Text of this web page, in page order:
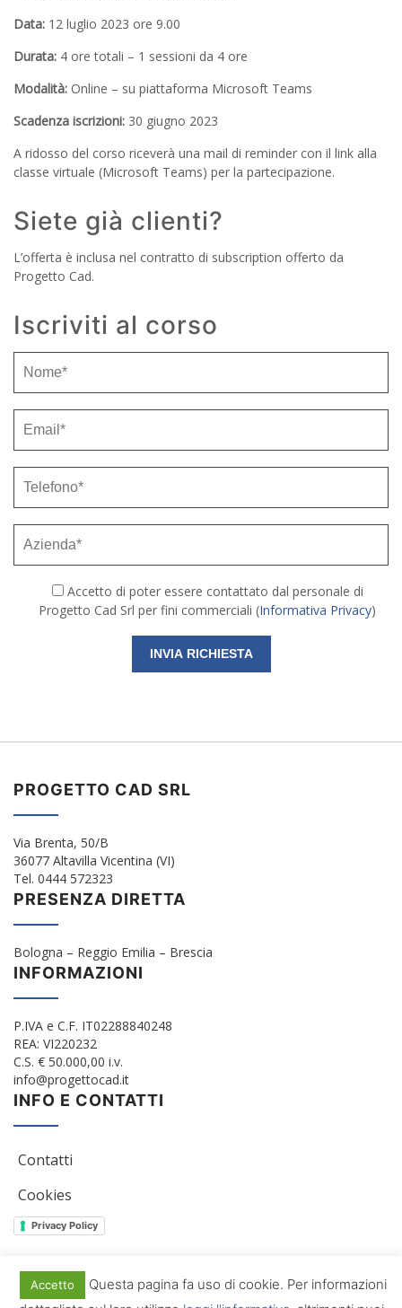
Data: 12 luglio 2023 ore 9.00
Durata: 4 ore totali – 1 sessioni da 4 ore
Modalità: Online – su piattaforma Microsoft Teams
Scadenza iscrizioni: 30 giugno 2023
A ridosso del corso riceverà una mail di reminder con il link alla
classe virtuale (Microsoft Teams) per la partecipazione.
Siete già clienti?
L’offerta è inclusa nel contratto di subscription offerto da
Progetto Cad.
Iscriviti al corso
Accetto di poter essere contattato dal personale di
Progetto Cad Srl per fini commerciali (Informativa Privacy)
PROGETTO CAD SRL
Via Brenta, 50/B
36077 Altavilla Vicentina (VI)
Tel. 0444 572323
PRESENZA DIRETTA
Bologna – Reggio Emilia – Brescia
INFORMAZIONI
P.IVA e C.F. IT02288840248
REA: VI220232
C.S. € 50.000,00 i.v.
info@progettocad.it
INFO E CONTATTI
Contatti
Cookies
Privacy Policy
© 2012/2022 Progetto Cad Srl. All Rights Reserved
Accetto
Questa pagina fa uso di cookie. Per informazioni